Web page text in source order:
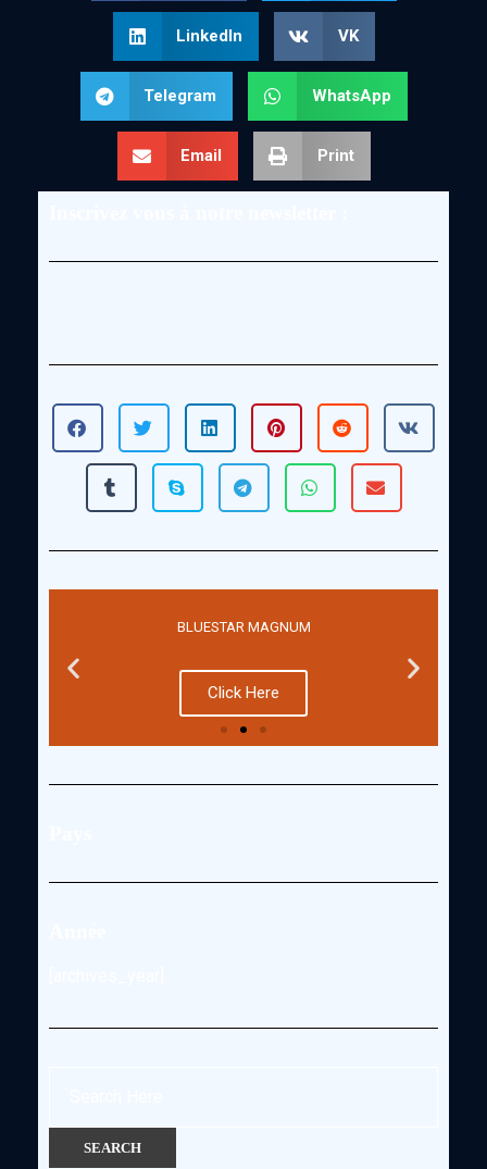
LinkedIn VK
Telegram WhatsApp
Email Print
BLUESTAR MAGNUM
Click Here